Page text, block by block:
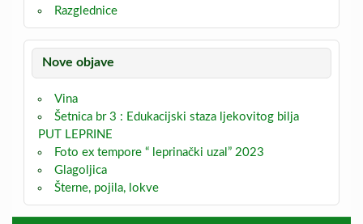
Razglednice
Nove objave
Vina
Šetnica br 3 : Edukacijski staza ljekovitog bilja
PUT LEPRINE
Foto ex tempore “ leprinački uzal” 2023
Glagoljica
Šterne, pojila, lokve